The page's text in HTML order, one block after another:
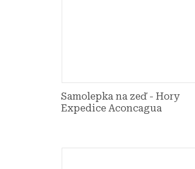
Samolepka na zeď - Hory
Expedice Aconcagua